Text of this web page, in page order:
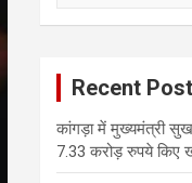
Recent
कांगड़ा में मुख्यमंत्री
7.33 करोड़ रुपये किए